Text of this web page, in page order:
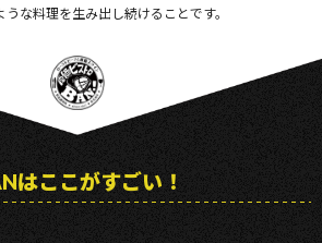
うな料理を生み出し続けることです。
はここがすごい！